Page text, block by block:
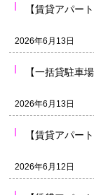
【賃貸アパー
2026年6月13日
【一括貸駐車
2026年6月13日
【賃貸アパー
2026年6月12日